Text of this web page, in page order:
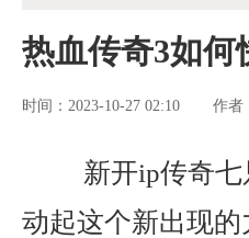
热血传奇3如何
时间：2023-10-27 02:10 作者
新开ip传奇七
动起这个新出现